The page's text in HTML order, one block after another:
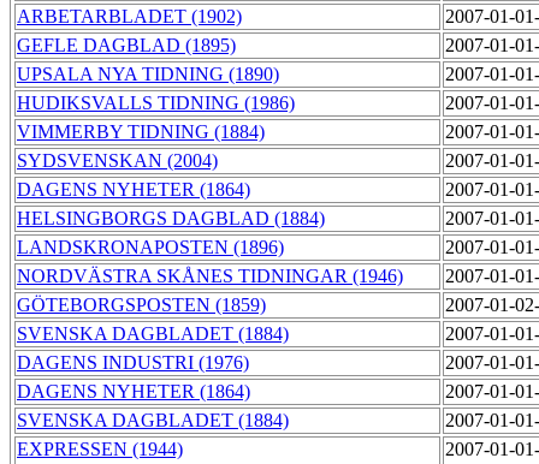
ARBETARBLADET (1902)
2007-01-
GEFLE DAGBLAD (1895)
2007-01-
UPSALA NYA TIDNING (1890)
2007-01-
HUDIKSVALLS TIDNING (1986)
2007-01-
VIMMERBY TIDNING (1884)
2007-01-
SYDSVENSKAN (2004)
2007-01-
DAGENS NYHETER (1864)
2007-01-
HELSINGBORGS DAGBLAD (1884)
2007-01-
LANDSKRONAPOSTEN (1896)
2007-01-
NORDVÄSTRA SKÅNES TIDNINGAR (1946)
2007-01-
GÖTEBORGSPOSTEN (1859)
2007-01-
SVENSKA DAGBLADET (1884)
2007-01-
DAGENS INDUSTRI (1976)
2007-01-
DAGENS NYHETER (1864)
2007-01-
SVENSKA DAGBLADET (1884)
2007-01-
EXPRESSEN (1944)
2007-01-